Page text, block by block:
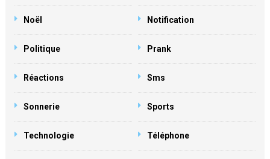
Noël Notification
Politique Prank
Réactions Sms
Sonnerie Sports
Technologie Téléphone